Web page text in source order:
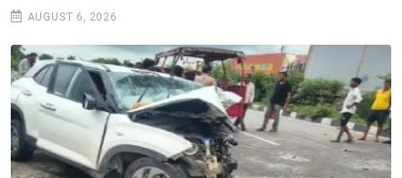
AUGUST 6, 2026